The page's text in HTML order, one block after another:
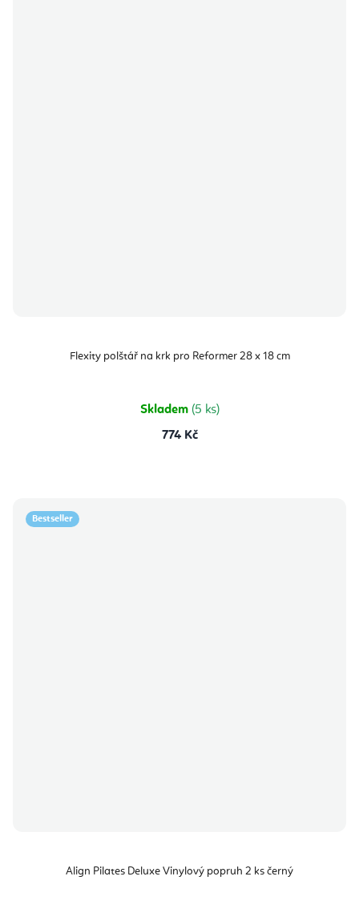
Flexity polštář na krk pro Reformer 28 x 18 cm
Skladem (5 ks)
774 Kč
Bestseller
Align Pilates Deluxe Vinylový popruh 2 ks černý